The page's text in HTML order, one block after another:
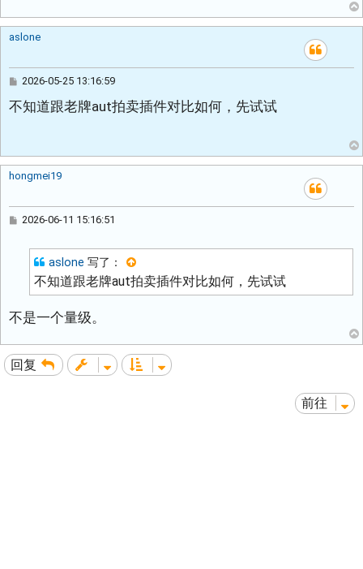
aslone
帖
2026-05-25 13:16:59
不知道跟老牌aut拍卖插件对比如何，先试试
hongmei19
帖
2026-06-11 15:16:51
aslone 写了：
不知道跟老牌aut拍卖插件对比如何，先试试
不是一个量级。
回复
前往